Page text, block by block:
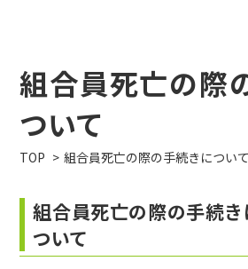
組合員死亡の際
ついて
TOP 組合員死亡の際の手続きについて
組合員死亡の際の手続
ついて